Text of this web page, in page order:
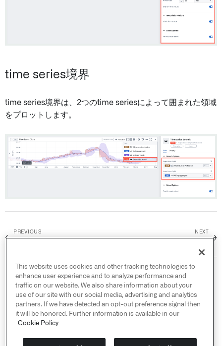
time series境界
time series境界は、2つのtime seriesによって囲まれた領域
をプロットします。
←
PREVIOUS NEXT
→
© 2026 Palantir Technologies Inc. All rights
reserved.
Cookies Statement ↗
Privacy Statement ↗
Terms of Use ↗
Do Not Sell or Share My Personal Information
This website uses cookies and other tracking technologies to
enhance user experience and to analyze performance and
traffic on our website. We also share information about your
use of our site with our social media, advertising and analytics
partners. If we have detected an opt-out preference signal then
it will be honored. Further information is available in our
Cookie Policy